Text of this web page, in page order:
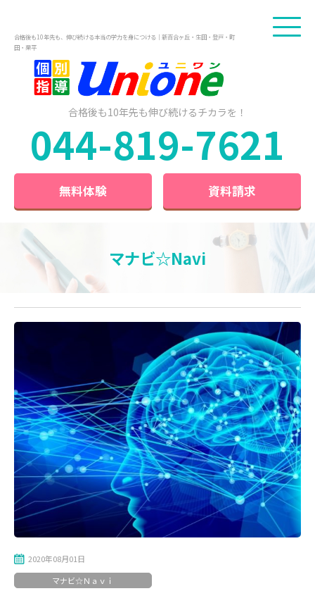
合格後も10年先も、伸び続ける本当の学力を身につける｜新百合ヶ丘・生田・登戸・町
田・栗平
合格後も10年先も伸び続けるチカラを！
044-819-7621
無料体験 資料請求
マナビ☆Navi
2020年08月01日
マナビ☆Ｎａｖｉ